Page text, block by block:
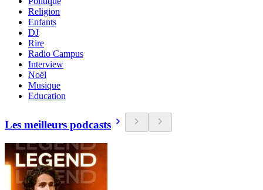
Religion
Enfants
DJ
Rire
Radio Campus
Interview
Noël
Musique
Education
Les meilleurs podcasts